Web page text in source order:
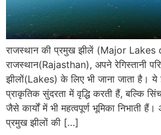
राजस्थान की प्रमुख झीलें (Major Lakes
राजस्थान(Rajasthan), अपने रेगिस्तानी
झीलों(Lakes) के लिए भी जाना जाता है।
प्राकृतिक सुंदरता में वृद्धि करती हैं, बल्कि
जैसे कार्यों में भी महत्वपूर्ण भूमिका निभाती
प्रमुख झीलों की […]